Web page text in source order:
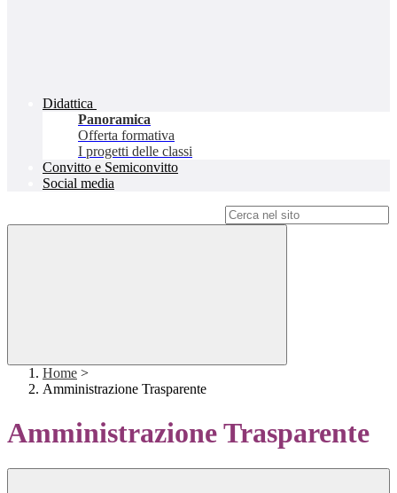
Didattica
Panoramica
Offerta formativa
I progetti delle classi
Convitto e Semiconvitto
Social media
Home >
Amministrazione Trasparente
Amministrazione Trasparente